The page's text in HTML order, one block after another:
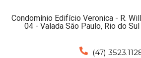
Condomínio Edifício Veronica - R.
04 - Valada São Paulo, Rio do
(47)